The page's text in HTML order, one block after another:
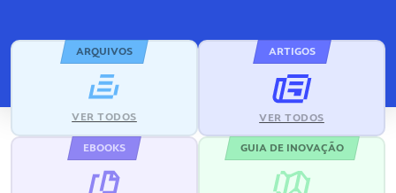
ARQUIVOS
VER TODOS
ARTIGOS
VER TODOS
EBOOKS GUIA DE INOVAÇÃO